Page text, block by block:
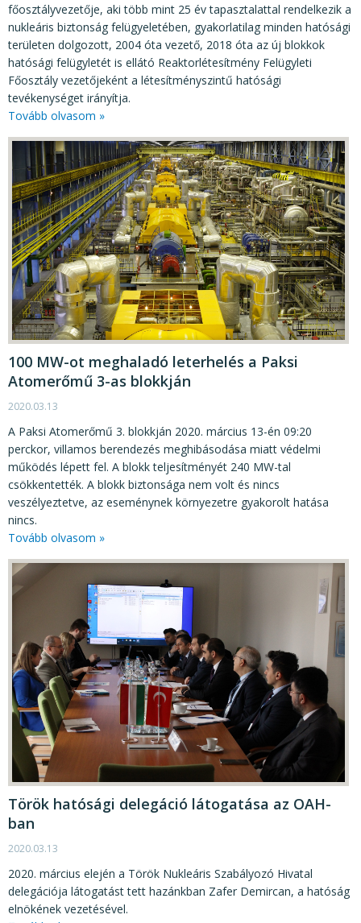
főosztályvezetője, aki több mint 25 év tapasztalattal rendelkezik a
nukleáris biztonság felügyeletében, gyakorlatilag minden hatósági
területen dolgozott, 2004 óta vezető, 2018 óta az új blokkok
hatósági felügyletét is ellátó Reaktorlétesítmény Felügyleti
Főosztály vezetőjeként a létesítményszintű hatósági
tevékenységet irányítja.
Tovább olvasom »
100 MW-ot meghaladó leterhelés a Paksi
Atomerőmű 3-as blokkján
2020.03.13
A Paksi Atomerőmű 3. blokkján 2020. március 13-én 09:20
perckor, villamos berendezés meghibásodása miatt védelmi
működés lépett fel. A blokk teljesítményét 240 MW-tal
csökkentették. A blokk biztonsága nem volt és nincs
veszélyeztetve, az eseménynek környezetre gyakorolt hatása
nincs.
Tovább olvasom »
Török hatósági delegáció látogatása az OAH-
ban
2020.03.13
2020. március elején a Török Nukleáris Szabályozó Hivatal
delegációja látogatást tett hazánkban Zafer Demircan, a hatóság
elnökének vezetésével.